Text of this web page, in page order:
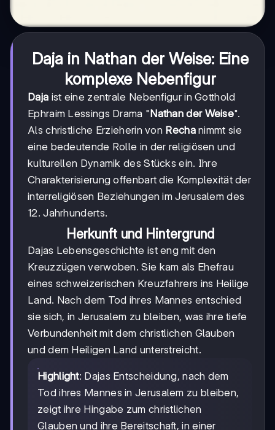
Daja in Nathan der Weise: Eine
komplexe Nebenfigur
Daja ist eine zentrale Nebenfigur in Gotthold
Ephraim Lessings Drama "Nathan der Weise".
Als christliche Erzieherin von Rechanimmt sie
eine bedeutende Rolle in der religiösen und
kulturellen Dynamik des Stücks ein. Ihre
Charakterisierung offenbart die Komplexität der
interreligiösen Beziehungen im Jerusalem des
12. Jahrhunderts.
Herkunft und Hintergrund
Dajas Lebensgeschichte ist eng mit den
Kreuzzügen verwoben. Sie kam als Ehefrau
eines schweizerischen Kreuzfahrers ins Heilige
Land. Nach dem Tod ihres Mannes entschied
sie sich, in Jerusalem zu bleiben, was ihre tiefe
Verbundenheit mit dem christlichen Glauben
und dem Heiligen Land unterstreicht.
Highlight: Dajas Entscheidung, nach dem
Tod ihres Mannes in Jerusalem zu bleiben,
zeigt ihre Hingabe zum christlichen
Glauben und ihre Bereitschaft, in einer